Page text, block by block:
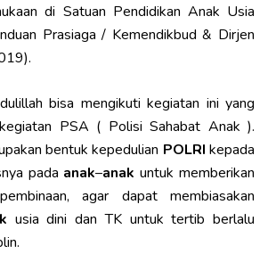
di Satuan Pendidikan Anak Usia
Prasiaga / Kemendikbud & Dirjen
bisa mengikuti kegiatan ini yang
PSA ( Polisi Sahabat Anak ).
bentuk kepedulian POLRI kepada
pada anak–anak untuk memberikan
agar dapat membiasakan
usia dini dan TK untuk tertib berlalu